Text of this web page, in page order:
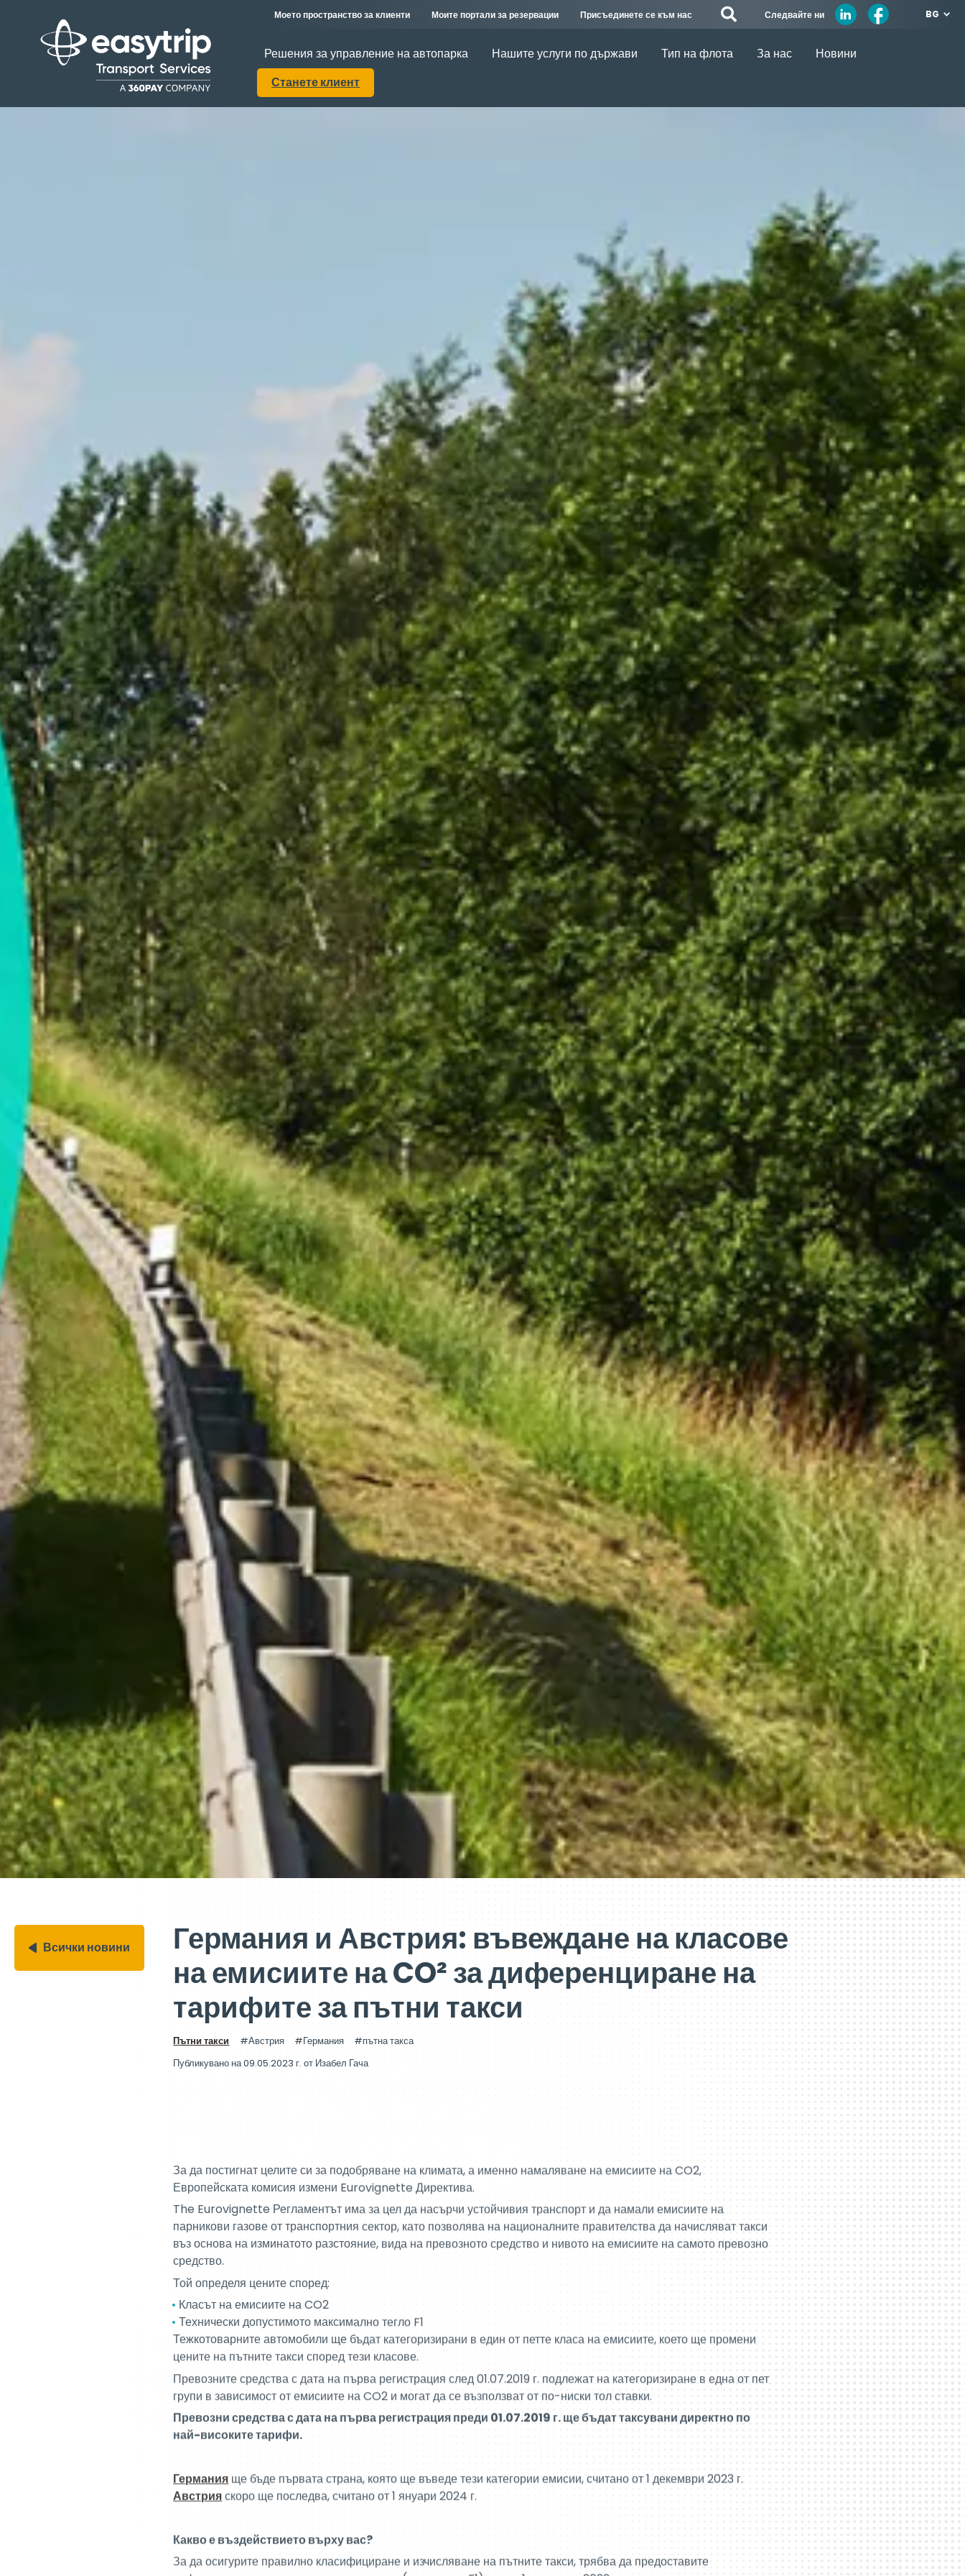
Моето пространство за клиенти Моите портали за резервации Присъединете се към нас Следвайте ни BG
Решения за управление на автопарка Нашите услуги по държави Тип на флота За нас
Новини
Станете клиент
Всички новини
Германия и Австрия: въвеждане на класове
на емисиите на CO² за диференциране на
тарифите за пътни такси
Пътни такси Австрия Германия
пътна такса
Публикувано на 09.05.2023 г. от Изабел Гача
въз основа на изминатото разстояние, вида на превозното средство и нивото на емисиите на самото превозно
средство.
Той определя цените според:
Класът на емисиите на CO2
Технически допустимото максимално тегло F1
Тежкотоварните автомобили ще бъдат категоризирани в един от петте класа на емисиите, което ще промени
цените на пътните такси според тези класове.
Превозните средства с дата на първа регистрация след 01.07.2019 г. подлежат на категоризиране в една от пет
групи в зависимост от емисиите на CO2 и могат да се възползват от по-ниски тол ставки.
Превозни средства с дата на първа регистрация преди 01.07.2019 г. ще бъдат таксувани директно по
най-високите тарифи.
Германияще бъде първата страна, която ще въведе тези категории емисии, считано от 1 декември 2023 г.
Австрияскоро ще последва, считано от 1 януари 2024 г.
За да осигурите правилно класифициране и изчисляване на пътните такси, трябва да предоставите
информацията за превозното си средство (параметър F1) преди 1 декември 2023 г.
секцията „Моите превозни средства“ (
Оборудван ли сте с бордово устройство Toll Collect? Можете да актуализирате данните си в системата Toll